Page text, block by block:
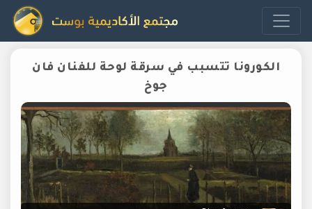
الكورونا تتسبب في سرقة لوحة للفنان فان
جوخ